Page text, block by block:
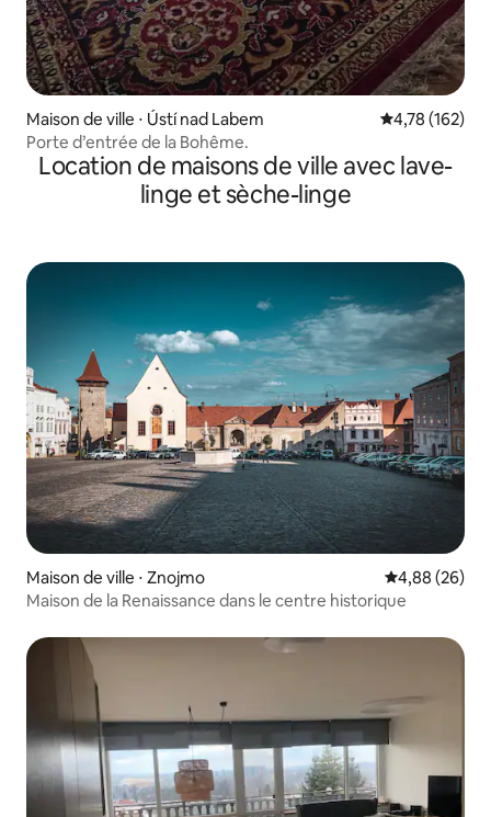
Maison de ville ⋅ Ústí nad Labem Évaluation
4,78 (162)
Porte d’entrée de la Bohême.
Location de maisons de ville avec lave-
linge et sèche-linge
Maison de ville ⋅ Znojmo Évaluation
4,88 (26)
Maison de la Renaissance dans le centre historique